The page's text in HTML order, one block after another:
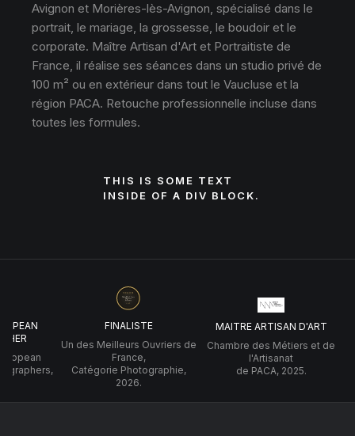
Avignon et Morières-lès-Avignon, spécialisé dans le
portrait, le mariage, la grossesse, le boudoir et le
corporate. Maître Artisan d'Art et Portraitiste de
France, il réalise ses séances dans un studio privé de
100 m² ou en extérieur dans tout le Vaucluse et la
région PACA. Retouche professionnelle incluse dans
toutes les formules.
THIS IS SOME TEXT
INSIDE OF A DIV BLOCK.
MAITRE ARTISAN D'ART
Chambre des Métiers et de
l'Artisanat
de PACA, 2025.
FINALISTE
Un des Meilleurs Ouvriers de
France,
Catégorie Photographie,
2026.